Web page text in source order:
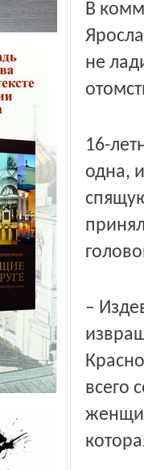
В
не
16-
одна,
–
всего